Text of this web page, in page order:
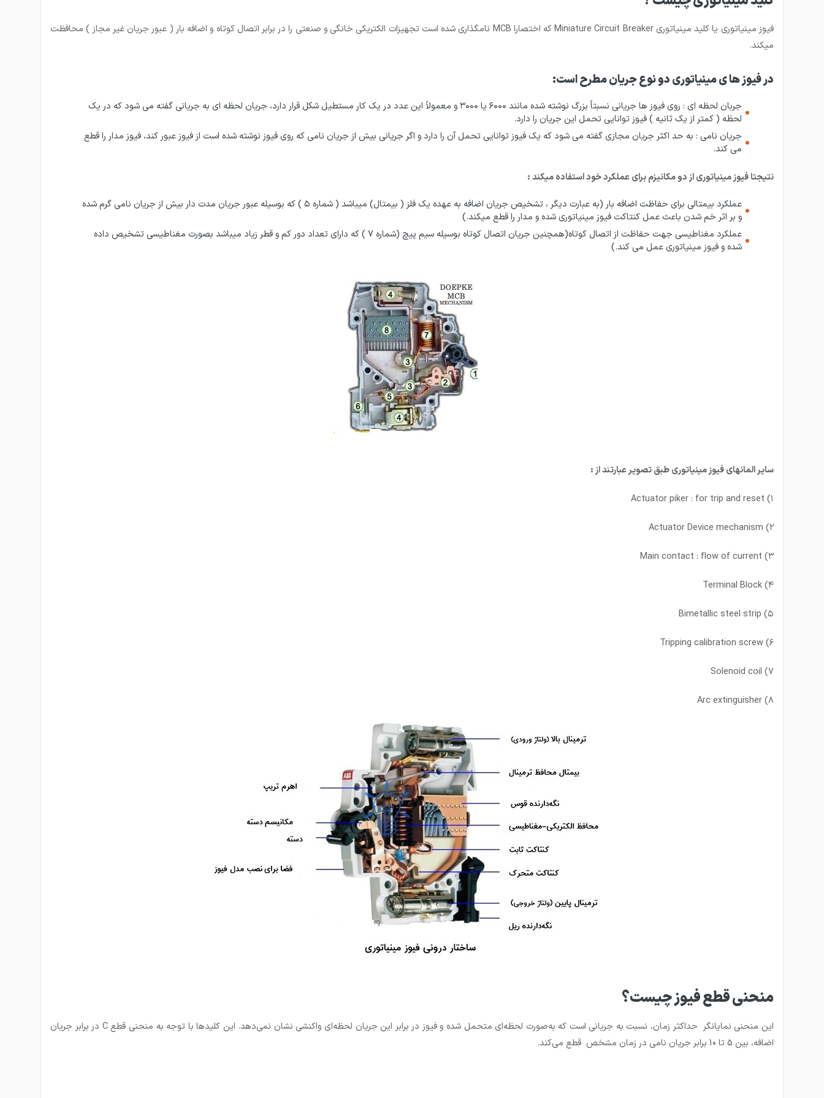
فیوز مینیاتوری یا کلید مینیاتوری Miniature Circuit Breaker که اختصارا MCB نامگذاری شده است تجهیزات الکتریکی خانگی و صنعتی را در برابر اتصال کوتاه و اضافه بار ( عبور جریان غیر مجاز ) محافظت
میکند.
در فیوز ها ی مینیاتوری دو نوع جریان مطرح است:
جربان لحظه ای : روی فیوز ها جریانی نسبتاً بزرگ نوشته شده مانند ۶۰۰۰ یا ۳۰۰۰ و معمولاً این عدد در یک کار مستطیل شکل قرار دارد، جریان لحظه ای به جریانی گفته می شود که در یک
لحظه ( کمتر از یک ثانیه ) فیوز توانایی تحمل این جریان را دارد.
جریان نامی : به حد اکثر جریان مجازی گفته می شود که یک فیوز توانایی تحمل آن را دارد و اگر جریانی بیش از جریان نامی که روی فیوز نوشته شده است از فیوز عبور کند، فیوز مدار را قطع
می کند.
نتیجتا فیوز مینیاتوری از دو مکانیزم برای عملکرد خود استفاده میکند :
عملکرد بیمتالی برای حفاظت اضافه بار (به عبارت دیگر ، تشخیص جریان اضافه به عهده یک فلز ( بیمتال) میباشد ( شماره ۵ ) که بوسیله عبور جریان مدت دار بیش از جریان نامی گرم شده
و بر اثر خم شدن باعث عمل کنتاکت فیوز مینیاتوری شده و مدار را قطع میکند.)
عملکرد مغناطیسی جهت حفاظت از اتصال کوتاه(همچنین جریان اتصال کوتاه بوسیله سیم پیچ (شماره ۷ ) که دارای تعداد دور کم و قطر زیاد میباشد بصورت مغناطیسی تشخیص داده
شده و فیوز مینیاتوری عمل می کند.)
سایر المانهای فیوز مینیاتوری طبق تصویر عبارتند از :
۱) Actuator piker : for trip and reset
۲) Actuator Device mechanism
۳) Main contact : flow of current
۴) Terminal Block
۵) Bimetallic steel strip
۶) Tripping calibration screw
۷) Solenoid coil
۸) Arc extinguisher
منحنی قطع فیوز چیست؟
این منحنی نمایانگر حداکثر زمان، نسبت به جریانی است که به‌صورت لحظه‌ای متحمل شده و فیوز در برابر این جریان لحظه‌ای واکنشی نشان نمی‌دهد. این کلیدها با توجه به منحنی قطع C در برابر جریان
اضافه، بین 5 تا 10 برابر جریان نامی در زمان مشخص قطع می‌کند.